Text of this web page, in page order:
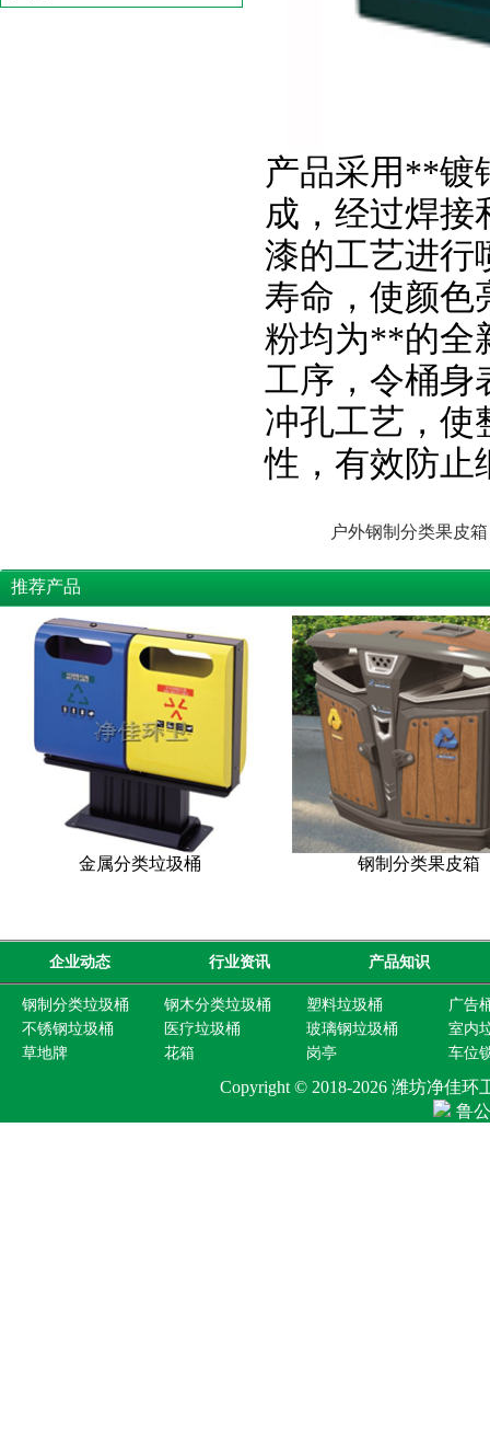
产品采用**镀
成，经过焊接
漆的工艺进行
寿命，使颜色
粉均为**的全
工序，令桶身
冲孔工艺，使
性，有效防止
户外钢制分类果皮箱
推荐产品
金属分类垃圾桶 钢制分类果皮箱
企业动态 行业资讯 产品知识
钢制分类垃圾桶 钢木分类垃圾桶 塑料垃圾桶
广告
不锈钢垃圾桶
医疗垃圾桶 玻璃钢垃圾桶
室内
草地牌
花箱 岗亭 车位
Copyright © 2018-2026 潍坊净佳环
鲁